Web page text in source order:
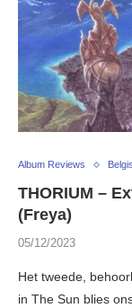
Album Reviews
THORIUM –
(Freya)
05/12/2023
Het tweede,
in The Sun blies